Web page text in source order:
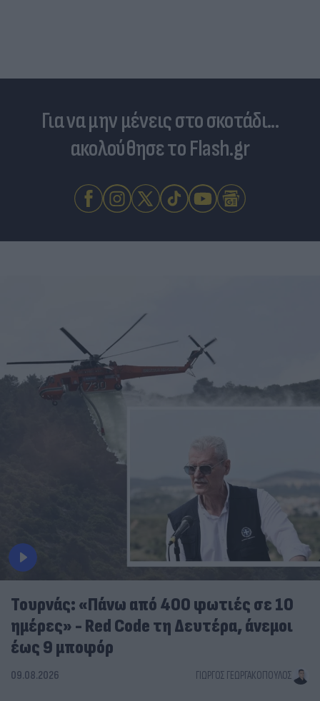
Για να μην μένεις στο σκοτάδι...
ακολούθησε το Flash.gr
Τουρνάς: «Πάνω από 400 φωτιές σε 10
ημέρες» - Red Code τη Δευτέρα, άνεμοι
έως 9 μποφόρ
09.08.2026 ΓΙΏΡΓΟΣ ΓΕΩΡΓΑΚΌΠΟΥΛΟΣ